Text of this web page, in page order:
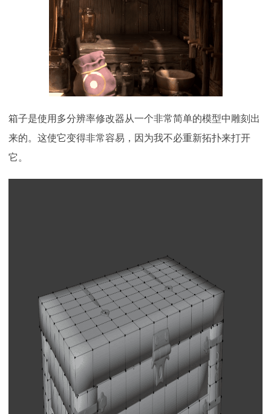
箱子是使用多分辨率修改器从一个非常简单的模型中雕刻出
来的。这使它变得非常容易，因为我不必重新拓扑来打开
它。